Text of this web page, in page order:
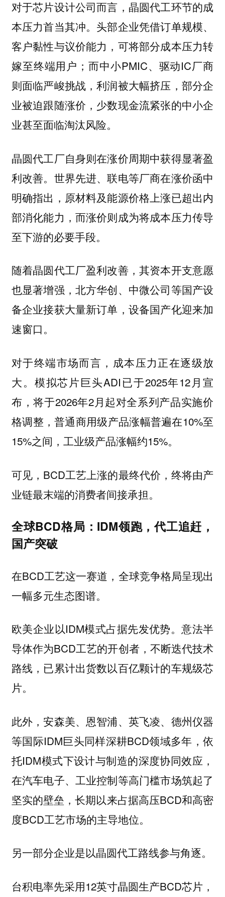
对于芯片设计公司而言，晶圆代工环节的成
本压力首当其冲。头部企业凭借订单规模、
客户黏性与议价能力，可将部分成本压力转
嫁至终端用户；而中小PMIC、驱动IC厂商
则面临严峻挑战，利润被大幅挤压，部分企
业被迫跟随涨价，少数现金流紧张的中小企
业甚至面临淘汰风险。
晶圆代工厂自身则在涨价周期中获得显著盈
利改善。世界先进、联电等厂商在涨价函中
明确指出，原材料及能源价格上涨已超出内
部消化能力，而涨价则成为将成本压力传导
至下游的必要手段。
随着晶圆代工厂盈利改善，其资本开支意愿
也显著增强，北方华创、中微公司等国产设
备企业接获大量新订单，设备国产化迎来加
速窗口。
对于终端市场而言，成本压力正在逐级放
大。模拟芯片巨头ADI已于2025年12月宣
布，将于2026年2月起对全系列产品实施价
格调整，普通商用级产品涨幅普遍在10%至
15%之间，工业级产品涨幅约15%。
可见，BCD工艺上涨的最终代价，终将由产
业链最末端的消费者间接承担。
全球BCD格局：IDM领跑，代工追赶，
国产突破
在BCD工艺这一赛道，全球竞争格局呈现出
一幅多元生态图谱。
欧美企业以IDM模式占据先发优势。意法半
导体作为BCD工艺的开创者，不断迭代技术
路线，已累计出货数以百亿颗计的车规级芯
片。
此外，安森美、恩智浦、英飞凌、德州仪器
等国际IDM巨头同样深耕BCD领域多年，依
托IDM模式下设计与制造的深度协同效应，
在汽车电子、工业控制等高门槛市场筑起了
坚实的壁垒，长期以来占据高压BCD和高密
度BCD工艺市场的主导地位。
另一部分企业是以晶圆代工路线参与角逐。
台积电率先采用12英寸晶圆生产BCD芯片，